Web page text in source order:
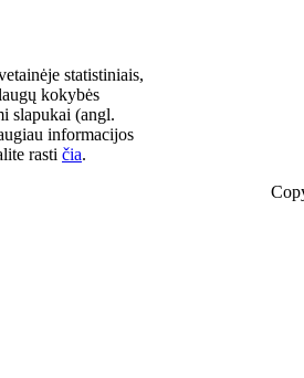
statistiniais,
kokybės
slapukai (angl.
informacijos
rasti čia.